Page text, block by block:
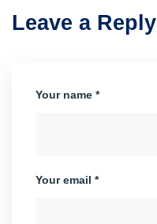
Leave a Reply
Your name *
Your email *